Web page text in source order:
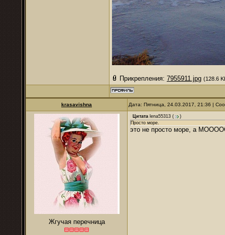
Прикрепления: 7955911.jpg (128.6
krasavishna Дата: Пятница, 24.03.2017, 21:36 |
Жгучая перечница
Цитата lena55313 (
)
Просто море.
это не просто море, а